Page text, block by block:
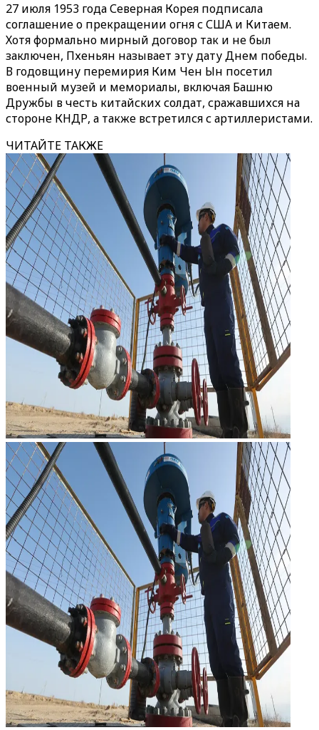
27 июля 1953 года Северная Корея подписала
соглашение о прекращении огня с США и Китаем.
Хотя формально мирный договор так и не был
заключен, Пхеньян называет эту дату Днем победы.
В годовщину перемирия Ким Чен Ын посетил
военный музей и мемориалы, включая Башню
Дружбы в честь китайских солдат, сражавшихся на
стороне КНДР, а также встретился с артиллеристами.
ЧИТАЙТЕ ТАКЖЕ